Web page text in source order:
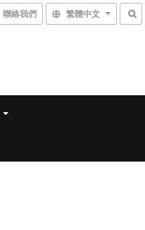
聯絡我們 繁體中文